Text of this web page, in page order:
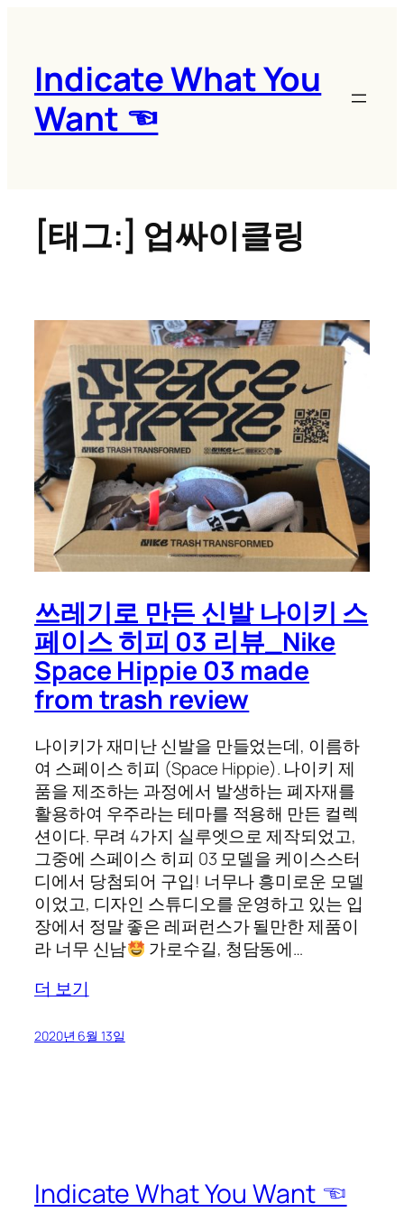
Indicate What You
Want ☜
[태그:] 업싸이클링
쓰레기로 만든 신발 나이키 스
페이스 히피 03 리뷰_Nike
Space Hippie 03 made
from trash review
나이키가 재미난 신발을 만들었는데, 이름하
여 스페이스 히피 (Space Hippie). 나이키 제
품을 제조하는 과정에서 발생하는 폐자재를
활용하여 우주라는 테마를 적용해 만든 컬렉
션이다. 무려 4가지 실루엣으로 제작되었고,
그중에 스페이스 히피 03 모델을 케이스스터
디에서 당첨되어 구입! 너무나 흥미로운 모델
이었고, 디자인 스튜디오를 운영하고 있는 입
장에서 정말 좋은 레퍼런스가 될만한 제품이
라 너무 신남
가로수길, 청담동에…
더 보기
2020년 6월 13일
Indicate What You Want ☜